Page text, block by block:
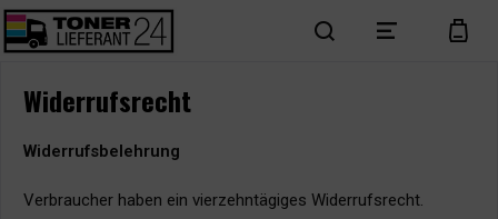
search menu cart
Widerrufsrecht
Widerrufsbelehrung
Verbraucher haben ein vierzehntägiges Widerrufsrecht.